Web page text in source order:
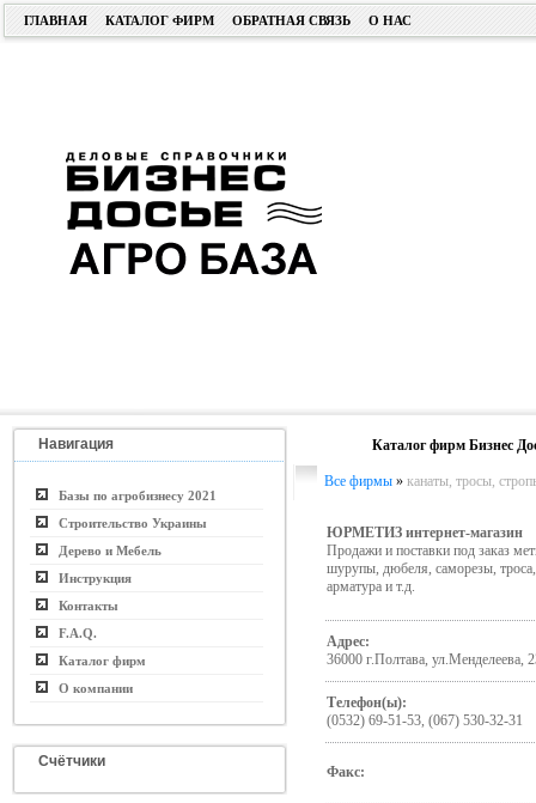
ГЛАВНАЯ КАТАЛОГ ФИРМ ОБРАТНАЯ СВЯЗЬ О НАС
Навигация
Базы по агробизнесу 2021
Строительство Украины
Дерево и Мебель
Инструкция
Контакты
F.A.Q.
Каталог фирм
О компании
Счётчики
Каталог фирм Бизнес
Все фирмы » канаты, тросы,
ЮРМЕТИЗ интернет-магазин
Продажи и поставки под заказ
шурупы, дюбеля, саморезы,
арматура и т.д.
Адрес:
36000 г.Полтава,
Телефон(ы):
(0532) 69-51-53, (067) 530-32-31
Факс: